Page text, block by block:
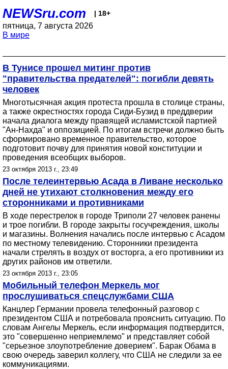
NEWSru.com | 18+
пятница, 7 августа 2026
В мире
В Тунисе прошел митинг против
"правительства предателей": погибли девять
человек
Многотысячная акция протеста прошла в столице страны,
а также окрестностях города Сиди-Бузид в преддверии
начала диалога между правящей исламистской партией
"Ан-Нахда" и оппозицией. По итогам встречи должно быть
сформировано временное правительство, которое
подготовит почву для принятия новой конституции и
проведения всеобщих выборов.
23 октября 2013 г., 23:49
После телеинтервью Асада в Ливане несколько
дней не утихают столкновения между его
сторонниками и противниками
В ходе перестрелок в городе Триполи 27 человек ранены
и трое погибли. В городе закрыты госучреждения, школы
и магазины. Волнения начались после интервью с Асадом
по местному телевидению. Сторонники президента
начали стрелять в воздух от восторга, а его противники из
других районов им ответили.
23 октября 2013 г., 23:05
Мобильный телефон Меркель мог
прослушиваться спецслужбами США
Канцлер Германии провела телефонный разговор с
президентом США и потребовала прояснить ситуацию. По
словам Ангелы Меркель, если информация подтвердится,
это "совершенно неприемлемо" и представляет собой
"серьезное злоупотребление доверием". Барак Обама в
свою очередь заверил коллегу, что США не следили за ее
коммуникациями.